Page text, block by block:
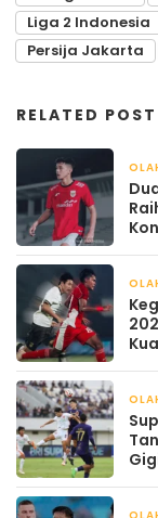
Liga 2 Indonesia
Persija Jakarta
RELATED